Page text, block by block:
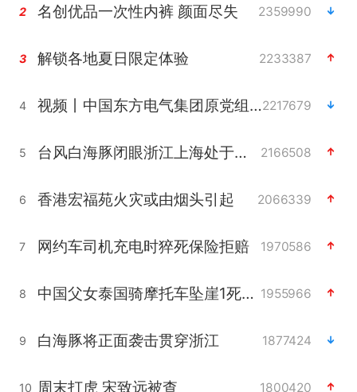
2 名创优品一次性内裤 颜面尽失 2359990
3 解锁各地夏日限定体验 2233387
4 视频丨中国东方电气集团原党组副书记、董事宋致远被查2217679
5 台风白海豚闭眼浙江上海处于危险半圆 2166508
6 香港宏福苑火灾或由烟头引起 2066339
7 网约车司机充电时猝死保险拒赔 1970586
8 中国父女泰国骑摩托车坠崖1死1伤 1955966
9 白海豚将正面袭击贯穿浙江 1877424
10 周末打虎 宋致远被查 1800420